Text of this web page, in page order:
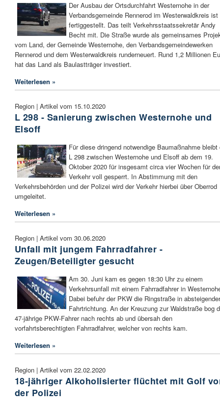
Der Ausbau der Ortsdurchfahrt Westernohe in der
Verbandsgemeinde Rennerod im Westerwaldkreis ist
fertiggestellt. Das teilt Verkehrsstaatssekretär Andy
Becht mit. Die Straße wurde als gemeinsames
vom Land, der Gemeinde Westernohe, den Verbandsgemeindewerken
Rennerod und dem Westerwaldkreis runderneuert. Rund 1,2 Millionen
hat das Land als Baulastträger investiert.
Weiterlesen »
Region | Artikel vom 15.10.2020
L 298 - Sanierung zwischen Westernohe und
Elsoff
Für diese dringend notwendige Baumaßnahme bleibt
L 298 zwischen Westernohe und Elsoff ab dem 19.
Oktober 2020 für insgesamt circa vier Wochen für
Verkehr voll gesperrt. In Abstimmung mit den
Verkehrsbehörden und der Polizei wird der Verkehr hierbei über Oberrod
umgeleitet.
Weiterlesen »
Region | Artikel vom 30.06.2020
Unfall mit jungem Fahrradfahrer -
Zeugen/Beteiligter gesucht
Am 30. Juni kam es gegen 18:30 Uhr zu einem
Verkehrsunfall mit einem Fahrradfahrer in
Dabei befuhr der PKW die Ringstraße in absteigender
Fahrtrichtung. An der Kreuzung zur Waldstraße bog
47-jährige PKW-Fahrer nach rechts ab und übersah den
vorfahrtsberechtigten Fahrradfahrer, welcher von rechts kam.
Weiterlesen »
Region | Artikel vom 22.02.2020
18-jähriger Alkoholisierter flüchtet mit Golf
der Polizei